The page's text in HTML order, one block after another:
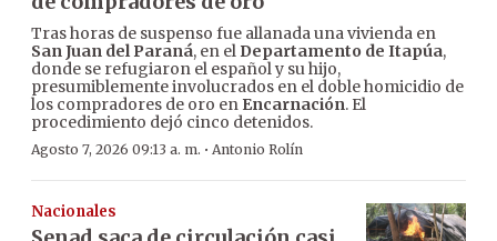
Tras horas de suspenso fue allanada una vivienda en
San Juan del Paraná, en el Departamento de Itapúa,
donde se refugiaron el español y su hijo,
presumiblemente involucrados en el doble homicidio de
los compradores de oro en Encarnación. El
procedimiento dejó cinco detenidos.
Agosto 7, 2026 09:13 a. m. · Antonio Rolín
Nacionales